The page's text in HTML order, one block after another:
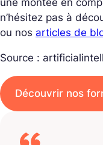
une montée en
n’hésitez pas à
ou nos articles de
Source :
Découvrir nos